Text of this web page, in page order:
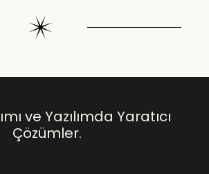
ve Yazılımda Yaratıcı
Çözümler.